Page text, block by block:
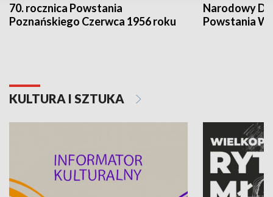
70. rocznica Powstania
Poznańskiego Czerwca 1956 roku
Narodowy
Powstania
KULTURA I SZTUKA